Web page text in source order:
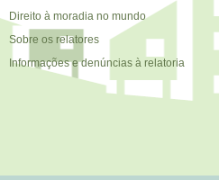
Direito à moradia no mundo
Sobre os relatores
Informações e denúncias à relatoria